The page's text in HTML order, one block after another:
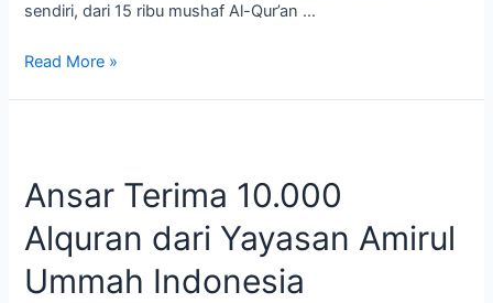
sendiri, dari 15 ribu mushaf Al-Qur’an …
Read More »
Ansar Terima 10.000
Alquran dari Yayasan Amirul
Ummah Indonesia
10.000
Alquran
dari
Yayasan
Amirul